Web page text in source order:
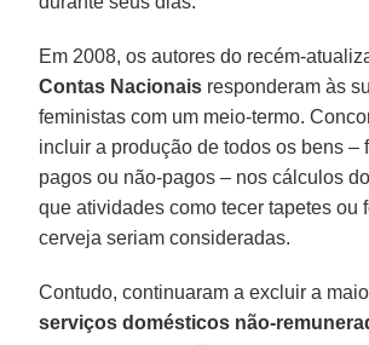
Em 2008, os autores do recém-
Contas Nacionais responderam às
feministas com um meio-termo.
incluir a produção de todos os bens –
pagos ou não-pagos – nos cálculos do
que atividades como tecer tapetes ou
cerveja seriam consideradas.
Contudo, continuaram a excluir a
serviços domésticos não-